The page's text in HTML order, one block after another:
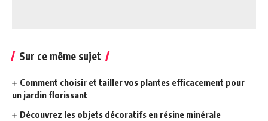
Sur ce même sujet
Comment choisir et tailler vos plantes efficacement pour
un jardin florissant
Découvrez les objets décoratifs en résine minérale